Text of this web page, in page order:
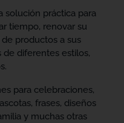
solución práctica para
tiempo, renovar su
productos a sus
de diferentes estilos,
para celebraciones,
frases, diseños
y muchas otras